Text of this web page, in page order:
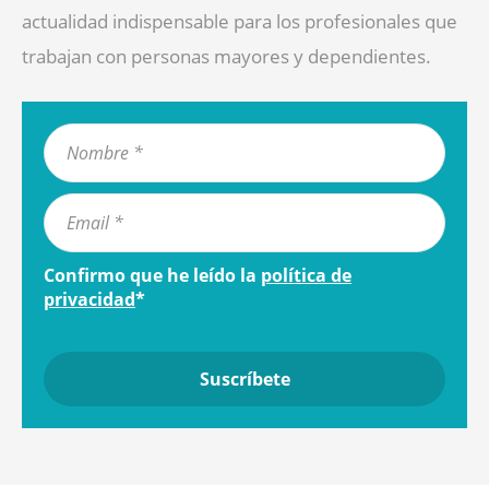
actualidad indispensable para los profesionales que
trabajan con personas mayores y dependientes.
Confirmo que he leído la política de
privacidad*